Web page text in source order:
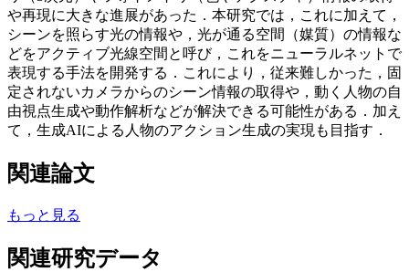
や再現に大きな進展があった．本研究では，これに加えて，
シーンを照らす光の情報や，光が通る空間（媒質）の情報な
どをアクティブ光線空間と呼び，これをニューラルネットで
表現する手法を開発する．これにより，従来難しかった，固
定されないカメラからのシーン情報の取得や，動く人物の自
由視点生成や動作解析などが解決できる可能性がある．加え
て，生成AIによる人物のアクション生成の実現も目指す．
関連論文
もっと見る
関連研究データ